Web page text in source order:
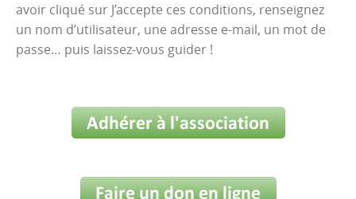
avoir cliqué sur J’accepte ces conditions, renseignez
un nom d’utilisateur, une adresse e-mail, un mot de
passe… puis laissez-vous guider !